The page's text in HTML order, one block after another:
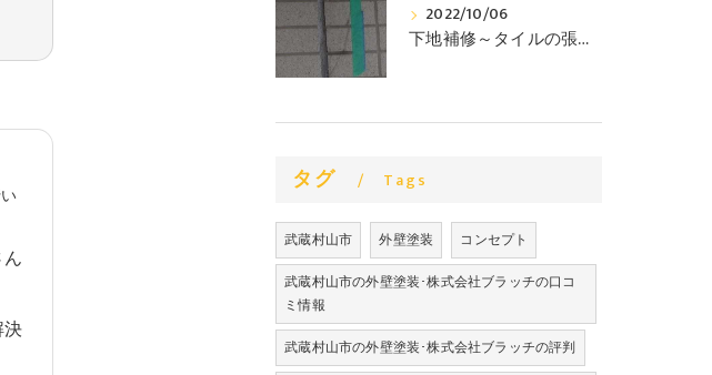
2022/10/06
下地補修～タイルの張り替え～
タグ Tags
武蔵村山市 外壁塗装
コンセプト
武蔵村山市の外壁塗装･株式会社ブラッチの口コ
ミ情報
武蔵村山市の外壁塗装･株式会社ブラッチの評判